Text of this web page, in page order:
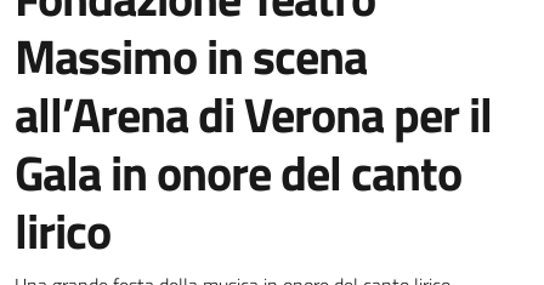
Massimo in scena
all’Arena di Verona per il
Gala in onore del canto
lirico